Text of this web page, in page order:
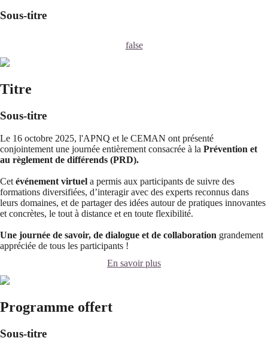
Sous-titre
false
Titre
Sous-titre
Le 16 octobre 2025, l'APNQ et le CEMAN ont présenté
conjointement une journée entièrement consacrée à la Prévention et
au règlement de différends (PRD).
Cetévénement virtuel a permis aux participants de suivre des
formations diversifiées, d’interagir avec des experts reconnus dans
leurs domaines, et de partager des idées autour de pratiques innovantes
et concrètes, le tout à distance et en toute flexibilité.
Une journée de savoir, de dialogue et de collaboration grandement
appréciée de tous les participants !
En savoir plus
Programme offert
Sous-titre